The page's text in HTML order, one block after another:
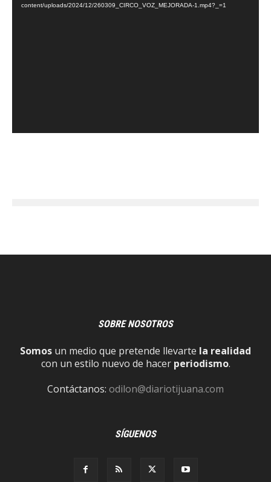
content/uploads/2024/12/260309_CIRCO_VOZ_MEJORADA-1.mp4?_=1
SOBRE NOSOTROS
Somos un medio que pretende llevarte la realidad
con un estilo nuevo de hacer periodismo.
Contáctanos: odilon@diariotijuana.com
SÍGUENOS